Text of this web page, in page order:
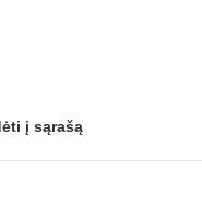
į sąrašą